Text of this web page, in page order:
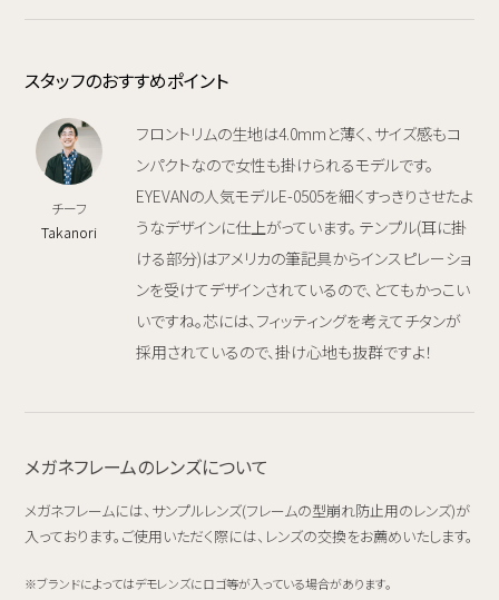
スタッフのおすすめポイント
チーフ
Takanori
フロントリムの生地は4.0mmと薄く、サイズ感もコ
ンパクトなので女性も掛けられるモデルです。
EYEVANの人気モデルE-0505を細くすっきりさせたよ
うなデザインに仕上がっています。 テンプル(耳に掛
ける部分)はアメリカの筆記具からインスピレーショ
ンを受けてデザインされているので、とてもかっこい
いですね。芯には、フィッティングを考えてチタンが
採用されているので、掛け心地も抜群ですよ！
メガネフレームのレンズについて
メガネフレームには、サンプルレンズ(フレームの型崩れ防止用のレンズ)が
入っております。ご使用いただく際には、レンズの交換をお薦めいたします。
ブランドによってはデモレンズにロゴ等が入っている場合があります。